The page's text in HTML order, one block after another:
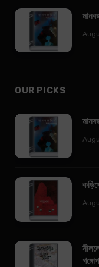
OUR PICKS